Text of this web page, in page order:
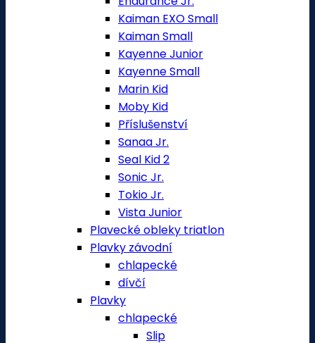
Kaiman EXO Small
Kaiman Small
Kayenne Junior
Kayenne Small
Marin Kid
Moby Kid
Příslušenství
Sanaa Jr.
Seal Kid 2
Sonic Jr.
Tokio Jr.
Vista Junior
Plavecké obleky triatlon
Plavky závodní
chlapecké
dívčí
Plavky
chlapecké
Slip